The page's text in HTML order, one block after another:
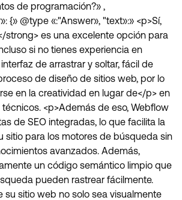
de programación?» ,
{» @type «:"Answer», "text»:» <p>Sí,
strong> es una excelente opción para
si no tienes experiencia en
de arrastrar y soltar, fácil de
de diseño de sitios web, por lo
en la creatividad en lugar de</p> en
<p>Además de eso, Webflow
de SEO integradas, lo que facilita la
sitio para los motores de búsqueda sin
avanzados. Además,
un código semántico limpio que
pueden rastrear fácilmente.
su sitio web no solo sea visualmente